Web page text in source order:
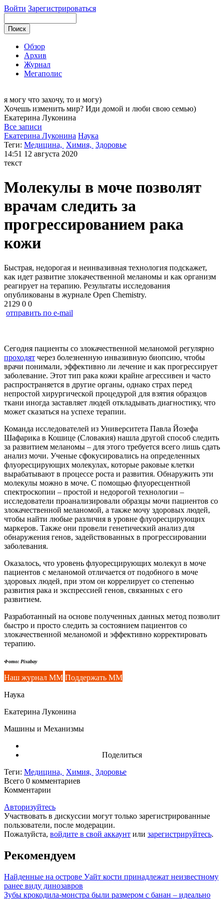
Войти Зарегистрироваться
Обзор
Архив
Журнал
Мегаполис
я могу что захочу, то и могу)
Хочешь изменить мир? Иди домой и люби свою семью)
Екатерина Луконина
Все записи
Екатерина Луконина Наука
Теги: Медицина, Химия, Здоровье
14:51 12 августа 2020
текст
Молекулы в моче позволят
врачам следить за
прогрессированием рака
кожи
Быстрая, недорогая и неинвазивная технология подскажет,
как идет развитие злокачественной меланомы и как организм
реагирует на терапию. Результаты исследования
опубликованы в журнале Open Chemistry.
2129 0 0
отправить по e-mail
Сегодня пациенты со злокачественной меланомой регулярно
проходят через болезненную инвазивную биопсию, чтобы
врачи понимали, эффективно ли лечение и как прогрессирует
заболевание. Этот тип рака кожи крайне агрессивен и часто
распространяется в другие органы, однако страх перед
непростой хирургической процедурой для взятия образцов
ткани иногда заставляет людей откладывать диагностику, что
может сказаться на успехе терапии.
Команда исследователей из Университета Павла Йозефа
Шафарика в Кошице (Словакия) нашла другой способ следить
за развитием меланомы – для этого требуется всего лишь сдать
анализ мочи. Ученые сфокусировались на определенных
флуоресцирующих молекулах, которые раковые клетки
вырабатывают в процессе роста и развития. Обнаружить эти
молекулы можно в моче. С помощью флуоресцентной
спектроскопии – простой и недорогой технологии –
исследователи проанализировали образцы мочи пациентов со
злокачественной меланомой, а также мочу здоровых людей,
чтобы найти любые различия в уровне флуоресцирующих
маркеров. Также они провели генетический анализ для
обнаружения генов, задействованных в прогрессировании
заболевания.
Оказалось, что уровень флуоресцирующих молекул в моче
пациентов с меланомой отличается от подобного в моче
здоровых людей, при этом он коррелирует со степенью
развития рака и экспрессией генов, связанных с его
развитием.
Разработанный на основе полученных данных метод позволит
быстро и просто следить за состоянием пациентов со
злокачественной меланомой и эффективно корректировать
терапию.
Фото: Pixabay
Наш журнал ММ Поддержать ММ
Наука
Екатерина Луконина
Машины и Механизмы
Поделиться
Теги: Медицина, Химия, Здоровье
Всего 0 комментариев
Комментарии
Авторизуйтесь
Участвовать в дискуссии могут только зарегистрированные
пользователи, после модерации.
Пожалуйста, войдите в свой аккаунт или зарегистрируйтесь.
Рекомендуем
Найденные на острове Уайт кости принадлежат неизвестному
ранее виду динозавров
Зубы крокодила-монстра были размером с банан – идеально